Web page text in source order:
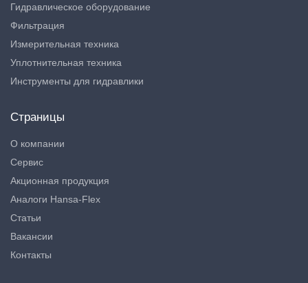
Гидравлическое оборудование
Фильтрация
Измерительная техника
Уплотнительная техника
Инструменты для гидравлики
Страницы
О компании
Сервис
Акционная продукция
Аналоги Hansa-Flex
Статьи
Вакансии
Контакты